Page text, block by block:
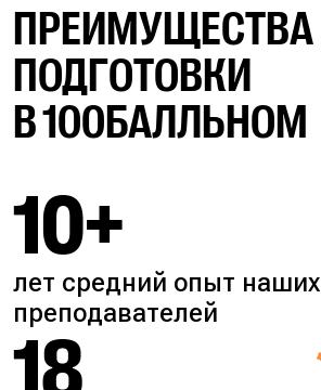
ПРЕИМУЩЕСТВА
ПОДГОТОВКИ
В 100БАЛЛЬНОМ
10+
лет средний опыт наших
преподавателей
18